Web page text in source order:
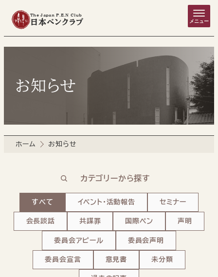
The Japan P.E.N Club
日本ペンクラブ メニュー
お知らせ
ホーム お知らせ
カテゴリーから探す
すべて イベント・活動報告 セミナー
会長談話 共謀罪 国際ペン 声明
委員会アピール 委員会声明
委員会宣言 意見書 未分類